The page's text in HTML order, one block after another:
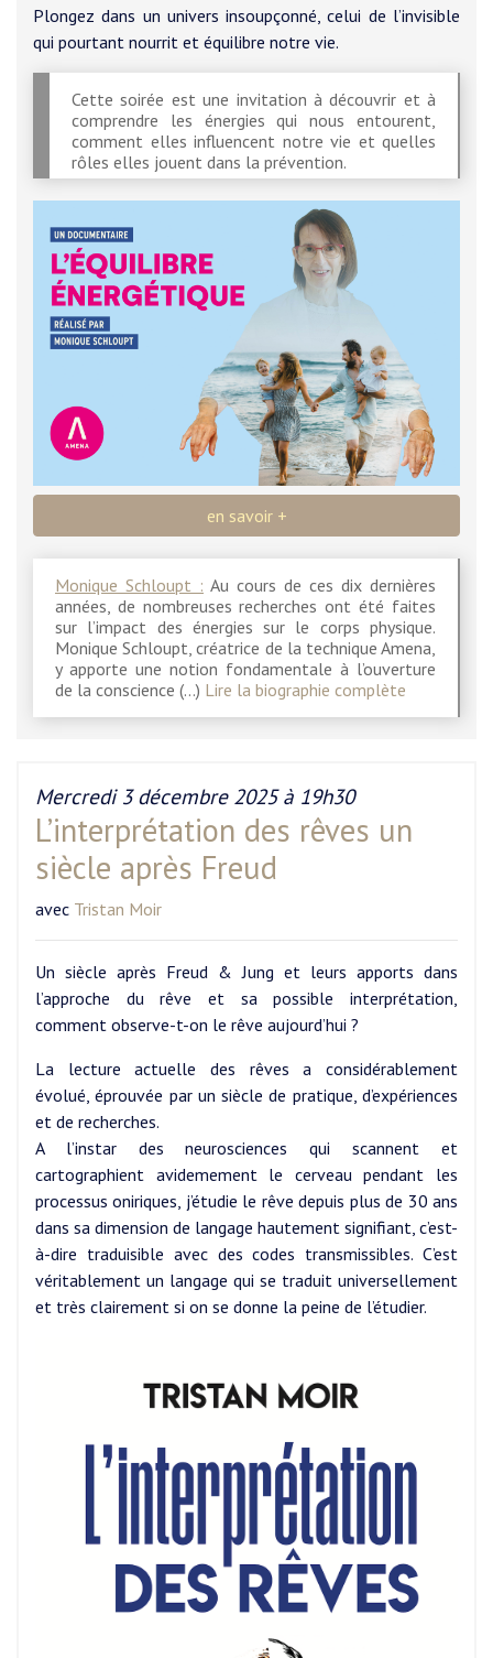
Plongez dans un univers insoupçonné, celui de l’invisible
qui pourtant nourrit et équilibre notre vie.
Cette soirée est une invitation à découvrir et à
comprendre les énergies qui nous entourent,
comment elles influencent notre vie et quelles
rôles elles jouent dans la prévention.
en savoir +
Monique Schloupt : Au cours de ces dix dernières
années, de nombreuses recherches ont été faites
sur l’impact des énergies sur le corps physique.
Monique Schloupt, créatrice de la technique Amena,
y apporte une notion fondamentale à l’ouverture
de la conscience (…) Lire la biographie complète
Mercredi 3 décembre 2025 à 19h30
L’interprétation des rêves un
siècle après Freud
avec Tristan Moir
Un siècle après Freud & Jung et leurs apports dans
l’approche du rêve et sa possible interprétation,
comment observe-t-on le rêve aujourd’hui ?
La lecture actuelle des rêves a considérablement
évolué, éprouvée par un siècle de pratique, d’expériences
et de recherches.
A l’instar des neurosciences qui scannent et
cartographient avidemement le cerveau pendant les
processus oniriques, j’étudie le rêve depuis plus de 30 ans
dans sa dimension de langage hautement signifiant, c’est-
à-dire traduisible avec des codes transmissibles. C’est
véritablement un langage qui se traduit universellement
et très clairement si on se donne la peine de l’étudier.